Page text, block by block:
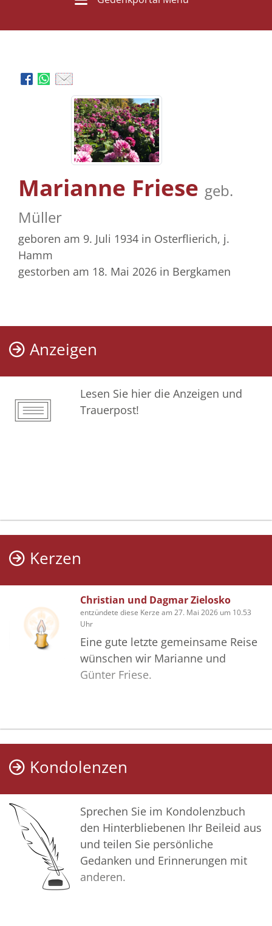
Marianne Friese geb.
Müller
geboren am 9. Juli 1934 in Osterflierich, j.
Hamm
gestorben am 18. Mai 2026 in Bergkamen
Anzeigen
Lesen Sie hier die Anzeigen und
Trauerpost!
Kerzen
Christian und Dagmar Zielosko
entzündete diese Kerze am 27. Mai 2026 um 10.53
Uhr
Eine gute letzte gemeinsame Reise
wünschen wir Marianne und
Günter Friese.
Kondolenzen
Sprechen Sie im Kondolenzbuch
den Hinterbliebenen Ihr Beileid aus
und teilen Sie persönliche
Gedanken und Erinnerungen mit
anderen.